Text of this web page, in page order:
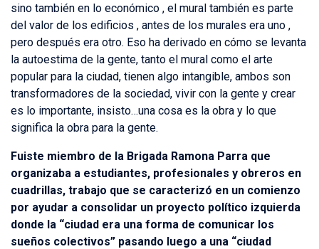
sino también en lo económico , el mural también es parte
del valor de los edificios , antes de los murales era uno ,
pero después era otro. Eso ha derivado en cómo se levanta
la autoestima de la gente, tanto el mural como el arte
popular para la ciudad, tienen algo intangible, ambos son
transformadores de la sociedad, vivir con la gente y crear
es lo importante, insisto…una cosa es la obra y lo que
significa la obra para la gente.
Fuiste miembro de la Brigada Ramona Parra que
organizaba a estudiantes, profesionales y obreros en
cuadrillas, trabajo que se caracterizó en un comienzo
por ayudar a consolidar un proyecto político izquierda
donde la “ciudad era una forma de comunicar los
sueños colectivos” pasando luego a una “ciudad